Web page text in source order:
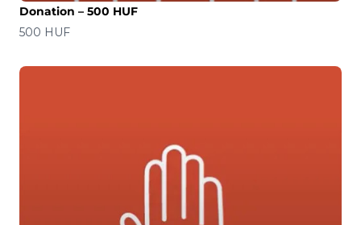
Donation – 500 HUF
Precio
500 HUF